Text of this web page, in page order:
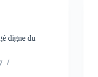
digne du